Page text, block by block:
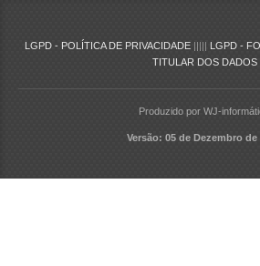
LGPD - POLÍTICA DE PRIVACIDADE ||||| LGPD -
TITULAR DOS DADOS
Produzido por WJ-
Versão: 05 de Dezembro de